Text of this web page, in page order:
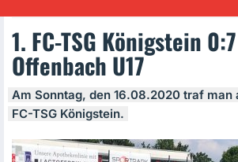
1. FC-TSG Königstein
Offenbach U17
Am Sonntag, den 16.08.2020 traf man
FC-TSG Königstein.